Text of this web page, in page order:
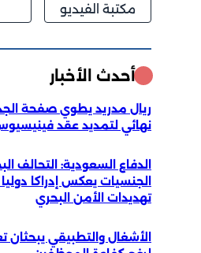
مكتبة الفيديو
أحدث الأخبار
ريال مدريد يطوي صفحة
نهائي لتمديد عقد
الدفاع السعودية: التحالف
الجنسيات يعكس إدراكا
تهديدات الأمن البحري
الأشغال والتطبيقي يبحثان